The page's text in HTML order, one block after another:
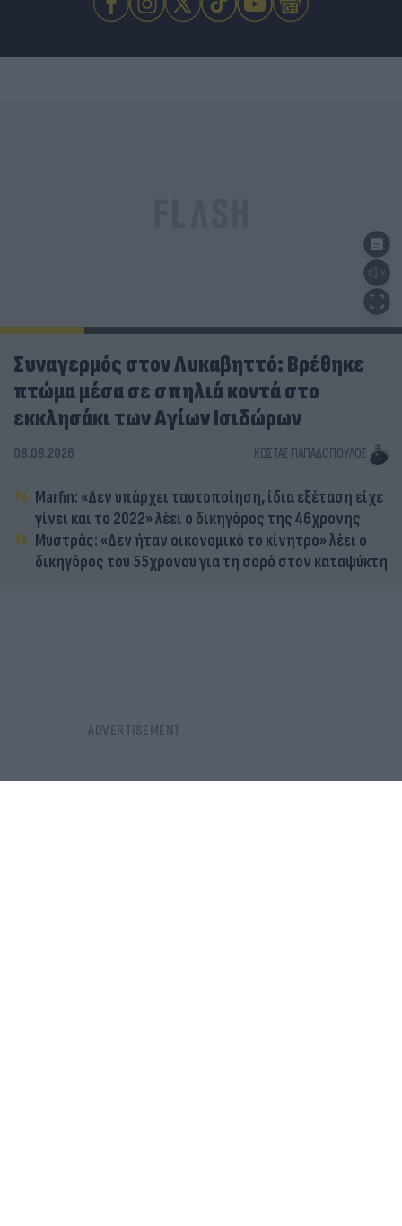
Συναγερμός στον Λυκαβηττό: Βρέθηκε
πτώμα μέσα σε σπηλιά κοντά στο
εκκλησάκι των Αγίων Ισιδώρων
08.08.2026 ΚΏΣΤΑΣ ΠΑΠΑΔΌΠΟΥΛΟΣ
Marfin: «Δεν υπάρχει ταυτοποίηση, ίδια εξέταση είχε
γίνει και το 2022» λέει ο δικηγόρος της 46χρονης
Μυστράς: «Δεν ήταν οικονομικό το κίνητρο» λέει ο
δικηγόρος του 55χρονου για τη σορό στον καταψύκτη